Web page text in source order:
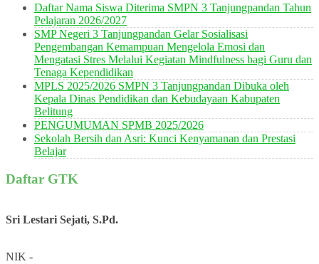
Daftar Nama Siswa Diterima SMPN 3 Tanjungpandan Tahun
Pelajaran 2026/2027
SMP Negeri 3 Tanjungpandan Gelar Sosialisasi
Pengembangan Kemampuan Mengelola Emosi dan
Mengatasi Stres Melalui Kegiatan Mindfulness bagi Guru dan
Tenaga Kependidikan
MPLS 2025/2026 SMPN 3 Tanjungpandan Dibuka oleh
Kepala Dinas Pendidikan dan Kebudayaan Kabupaten
Belitung
PENGUMUMAN SPMB 2025/2026
Sekolah Bersih dan Asri: Kunci Kenyamanan dan Prestasi
Belajar
Daftar GTK
Sri Lestari Sejati, S.Pd.
NIK -